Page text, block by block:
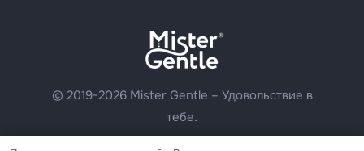
© 2019-2026 Mister Gentle – Удовольствие в
тебе.